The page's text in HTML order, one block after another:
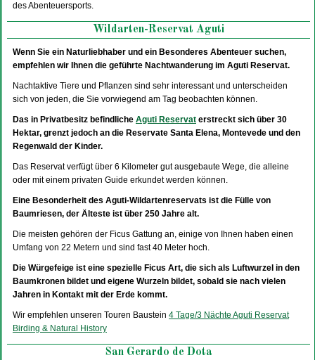
des Abenteuersports.
Wildarten-Reservat Aguti
Wenn Sie ein Naturliebhaber und ein Besonderes Abenteuer suchen,
empfehlen wir Ihnen die geführte Nachtwanderung im Aguti Reservat.
Nachtaktive Tiere und Pflanzen sind sehr interessant und unterscheiden
sich von jeden, die Sie vorwiegend am Tag beobachten können.
Das in Privatbesitz befindliche Aguti Reservat erstreckt sich über 30
Hektar, grenzt jedoch an die Reservate Santa Elena, Montevede und den
Regenwald der Kinder.
Das Reservat verfügt über 6 Kilometer gut ausgebaute Wege, die alleine
oder mit einem privaten Guide erkundet werden können.
Eine Besonderheit des Aguti-Wildartenreservats ist die Fülle von
Baumriesen, der Älteste ist über 250 Jahre alt.
Die meisten gehören der Ficus Gattung an, einige von Ihnen haben einen
Umfang von 22 Metern und sind fast 40 Meter hoch.
Die Würgefeige ist eine spezielle Ficus Art, die sich als Luftwurzel in den
Baumkronen bildet und eigene Wurzeln bildet, sobald sie nach vielen
Jahren in Kontakt mit der Erde kommt.
Wir empfehlen unseren Touren Baustein 4 Tage/3 Nächte Aguti Reservat
Birding & Natural History
San Gerardo de Dota